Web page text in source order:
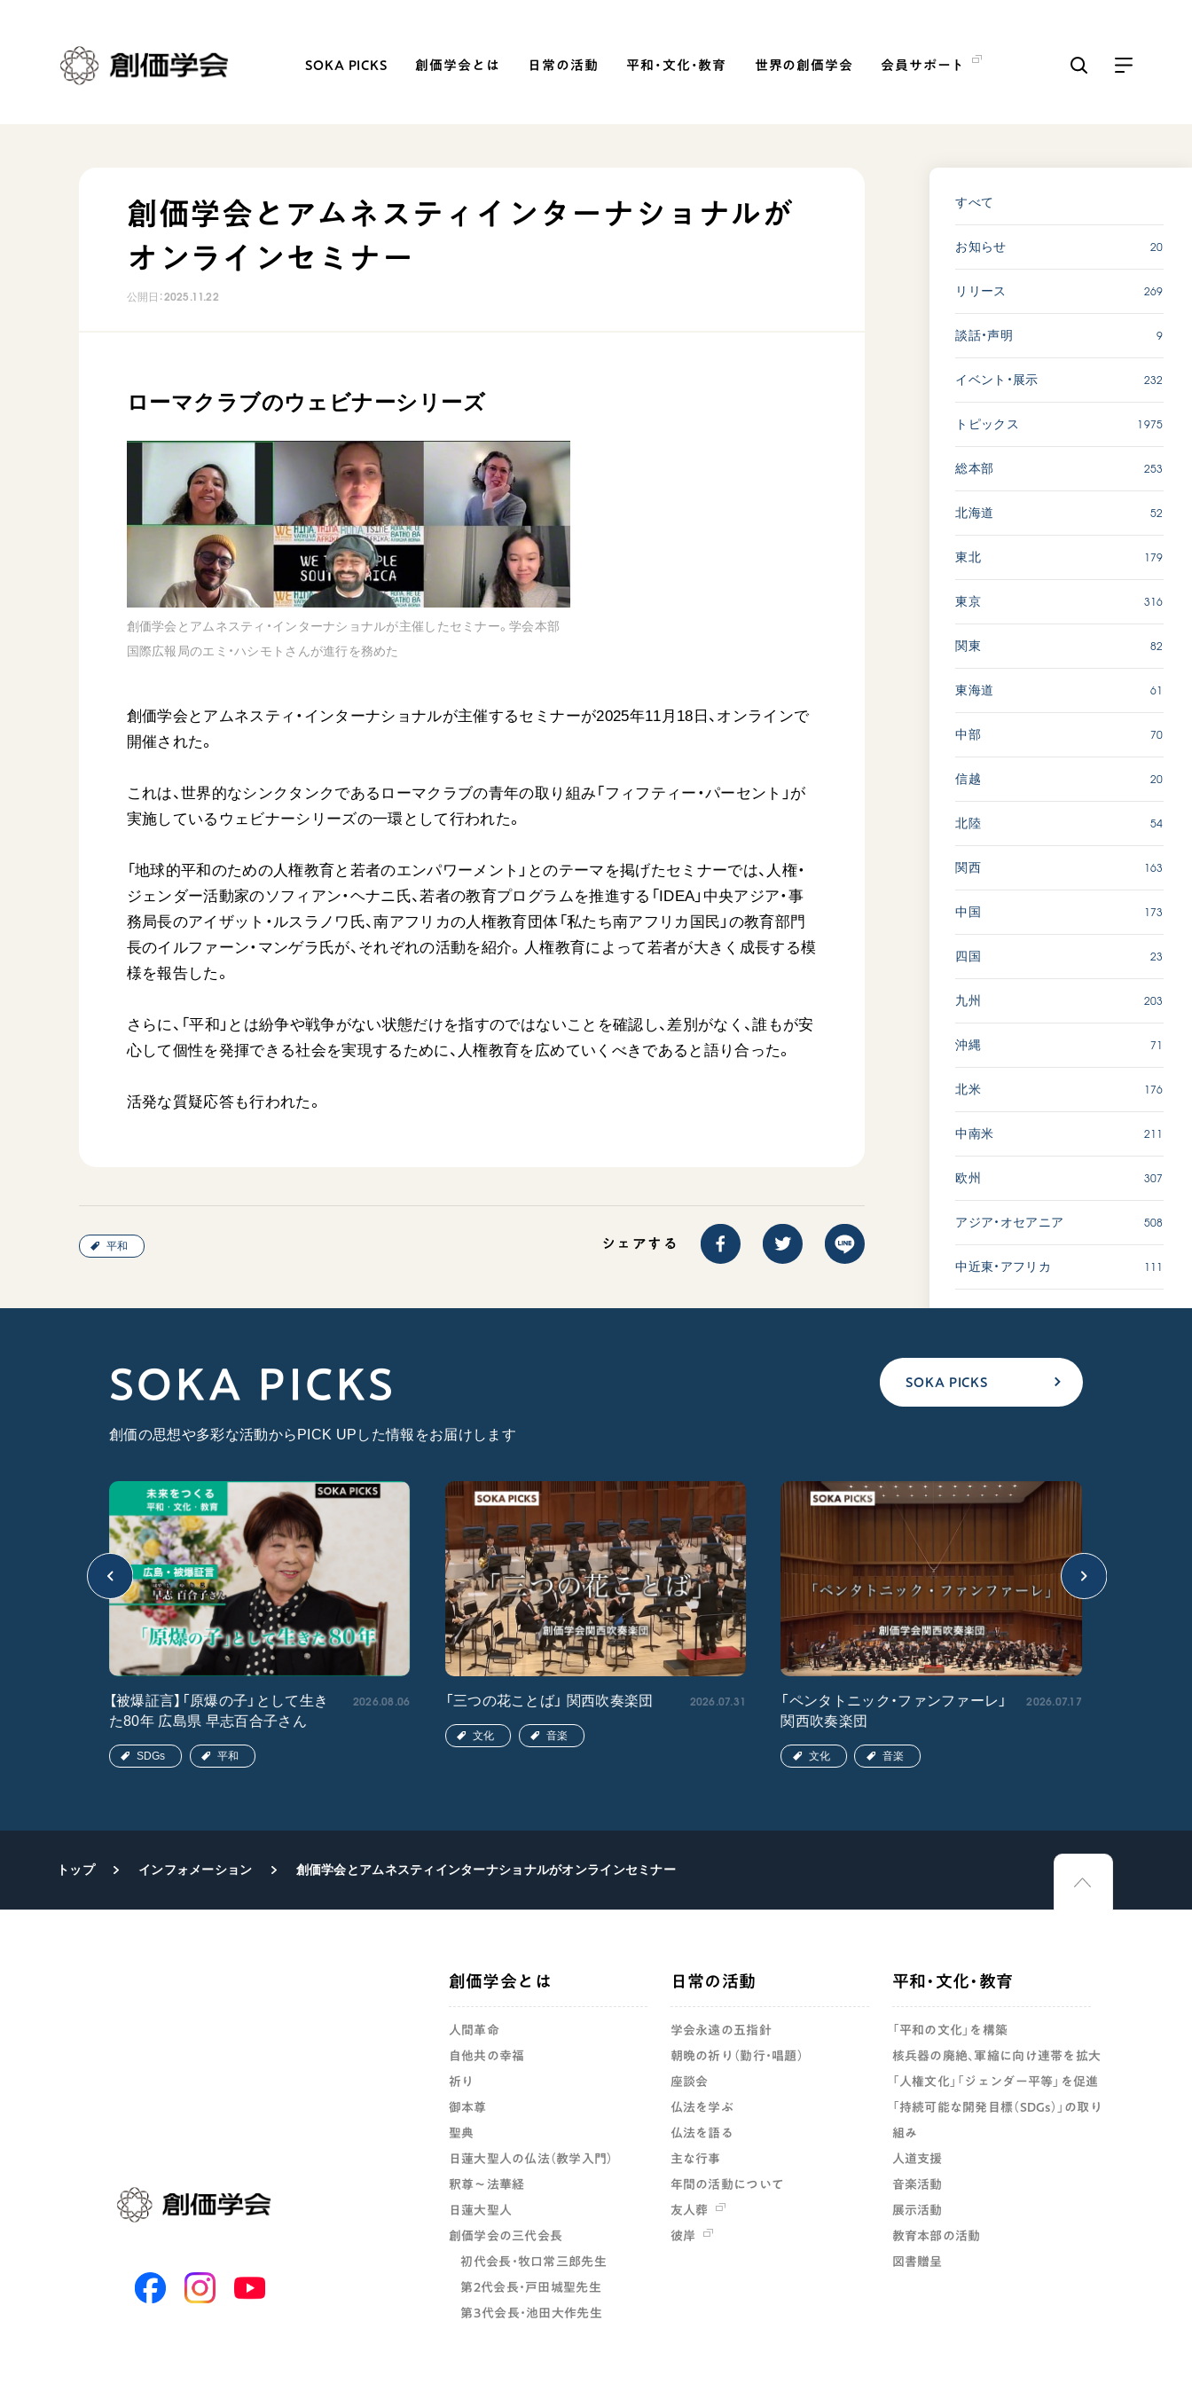
SOKA PICKS 創価学会とは 日常の活動 平和・文化・教育 世界の創価学会 会員サポート
自他共の幸福
初代会長・牧口常三郎先生
第2代会長・戸田城聖先生
第3代会長・池田大作先生
朝晩の祈り（勤行・唱題）
友人葬
教育本部の活動
図書贈呈
世界の創価学会
各国ウェブサイト
世界の創価学会の歴史
基本情報
小説『新・人間革命』『人間革命』
＜関連リンク＞
創価学会総本部
soka youth media
ご意見
【被爆証言】「原爆の子」と
して生きた80年 広島県 早
志百…
2026.08.06
SDGs
動画
広島
「三つの花ことば」 関西吹
奏楽団
2026.07.31
文化 音楽
「ペンタトニック・ファン
ファーレ」 関西吹奏楽団
2026.07.17
創価学会とアムネスティインターナショナルが
オンラインセミナー
公開日：2025.11.22
ローマクラブのウェビナーシリーズ
創価学会とアムネスティ・インターナショナルが主催したセミナー。学会本部
国際広報局のエミ・ハシモトさんが進行を務めた
創価学会とアムネスティ・インターナショナルが主催するセミナーが2025年11月18日、オンラインで
開催された。
これは、世界的なシンクタンクであるローマクラブの青年の取り組み「フィフティー・パーセント」が
実施しているウェビナーシリーズの一環として行われた。
「地球的平和のための人権教育と若者のエンパワーメント」とのテーマを掲げたセミナーでは、人権・
ジェンダー活動家のソフィアン・ヘナニ氏、若者の教育プログラムを推進する「IDEA」中央アジア・事
務局長のアイザット・ルスラノワ氏、南アフリカの人権教育団体「私たち南アフリカ国民」の教育部門
長のイルファーン・マンゲラ氏が、それぞれの活動を紹介。人権教育によって若者が大きく成長する模
様を報告した。
さらに、「平和」とは紛争や戦争がない状態だけを指すのではないことを確認し、差別がなく、誰もが安
心して個性を発揮できる社会を実現するために、人権教育を広めていくべきであると語り合った。
活発な質疑応答も行われた。
平和 シェアする
すべて
お知らせ 20
リリース 269
談話・声明 9
イベント・展示 232
トピックス 1975
総本部 253
北海道 52
東北 179
東京 316
関東 82
東海道 61
中部 70
信越 20
北陸 54
関西 163
中国 173
四国 23
九州 203
沖縄 71
北米 176
中南米 211
欧州 307
アジア・オセアニア 508
中近東・アフリカ 111
SOKA PICKS
創価の思想や多彩な活動からPICK UPした情報をお届けします
SOKA PICKS
【被爆証言】「原爆の子」として生き
た80年 広島県 早志百合子さん
2026.08.06
SDGs 平和
「三つの花ことば」 関西吹奏楽団 2026.07.31
文化 音楽
「ペンタトニック・ファンファーレ」
関西吹奏楽団
2026.07.17
文化 音楽
トップ インフォメーション 創価学会とアムネスティインターナショナルがオンラインセミナー
創価学会とは
人間革命
自他共の幸福
祈り
御本尊
聖典
日蓮大聖人の仏法（教学入門）
釈尊～法華経
日蓮大聖人
創価学会の三代会長
初代会長・牧口常三郎先生
第2代会長・戸田城聖先生
第3代会長・池田大作先生
日常の活動
学会永遠の五指針
朝晩の祈り（勤行・唱題）
座談会
仏法を学ぶ
仏法を語る
主な行事
年間の活動について
友人葬
彼岸
平和・文化・教育
「平和の文化」を構築
核兵器の廃絶、軍縮に向け連帯を拡大
「人権文化」「ジェンダー平等」を促進
「持続可能な開発目標（SDGs）」の取り
組み
人道支援
音楽活動
展示活動
教育本部の活動
図書贈呈